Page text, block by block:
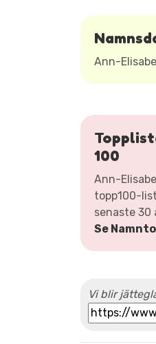
Ann-
100
Ann-
topp100-
senaste 30
Se
Vi blir